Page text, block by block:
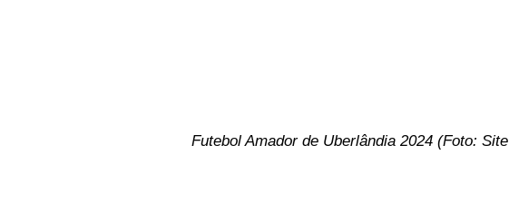
Futebol Amador de Uberlândia 2024 (Foto: Site